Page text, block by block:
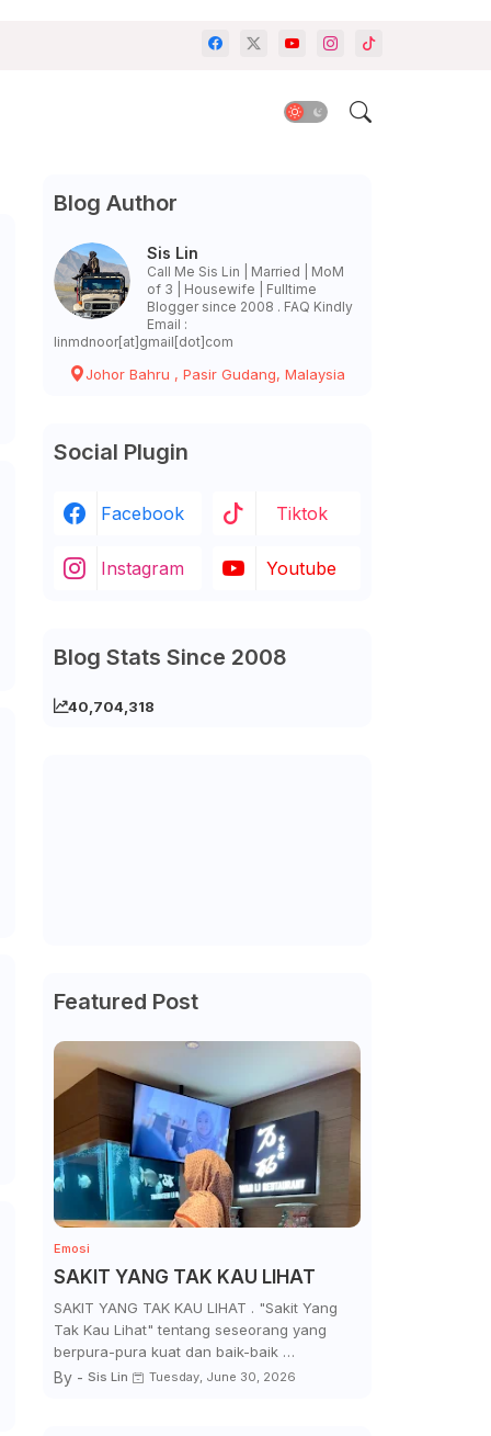
Blog Author
Sis Lin
Call Me Sis Lin | Married | MoM
of 3 | Housewife | Fulltime
Blogger since 2008 . FAQ Kindly
Email :
linmdnoor[at]gmail[dot]com
Johor Bahru , Pasir Gudang, Malaysia
Social Plugin
Facebook Tiktok
Instagram Youtube
Blog Stats Since 2008
40,704,318
Featured Post
Emosi
SAKIT YANG TAK KAU LIHAT
SAKIT YANG TAK KAU LIHAT . "Sakit Yang
Tak Kau Lihat" tentang seseorang yang
berpura-pura kuat dan baik-baik …
By - Sis Lin Tuesday, June 30, 2026